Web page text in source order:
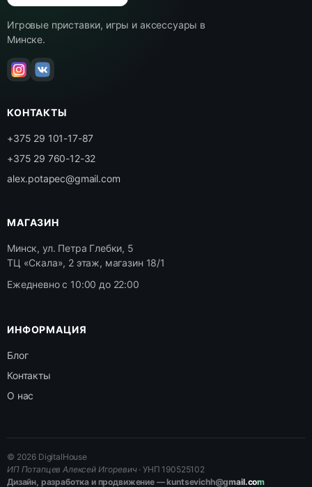
Игровые приставки, игры и аксессуары в
Минске.
КОНТАКТЫ
+375 29 101-17-87
+375 29 760-12-32
alex.potapec@gmail.com
МАГАЗИН
Минск, ул. Петра Глебки, 5
ТЦ «Скала», 2 этаж, магазин 18/1
Ежедневно с 10:00 до 22:00
ИНФОРМАЦИЯ
Блог
Контакты
О нас
© 2026 DigitalHouse
ИП Потапцев Алексей Игоревич· УНП 190525102
Дизайн, разработка и продвижение — kuntsevichh@gmail.com